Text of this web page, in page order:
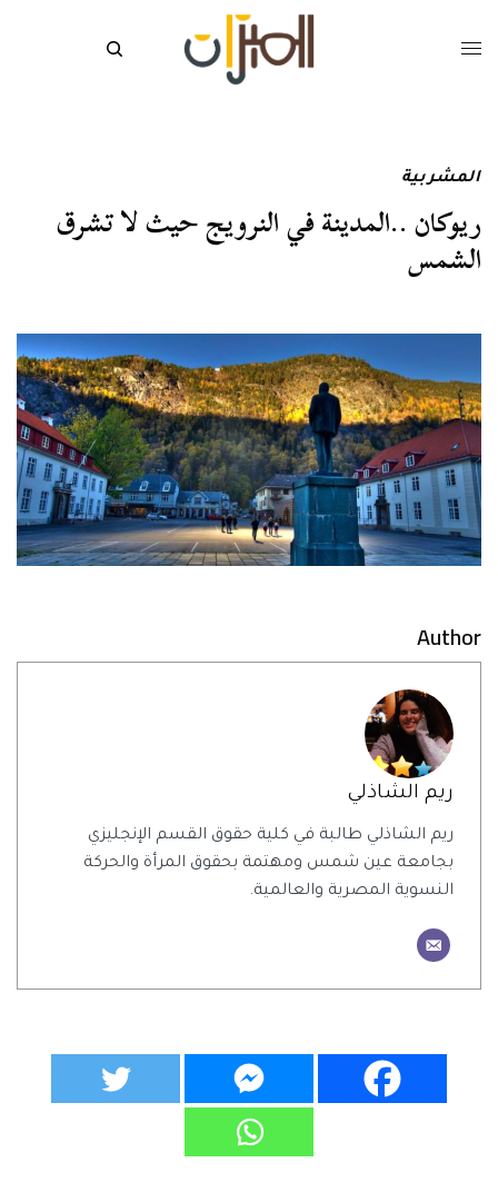
المشربية
ريوكان ..المدينة في النرويج حيث لا تشرق
الشمس
Author
ريم الشاذلي
ريم الشاذلي طالبة في كلية حقوق القسم الإنجليزي
بجامعة عين شمس ومهتمة بحقوق المرأة والحركة
النسوية المصرية والعالمية.